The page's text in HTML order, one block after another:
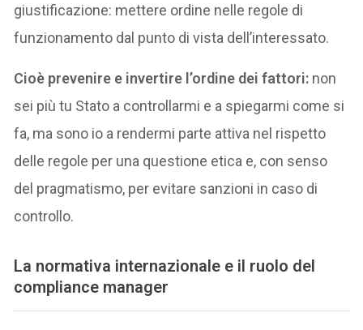
giustificazione: mettere ordine nelle regole di
funzionamento dal punto di vista dell’interessato.
Cioè prevenire e invertire l’ordine dei fattori: non
sei più tu Stato a controllarmi e a spiegarmi come si
fa, ma sono io a rendermi parte attiva nel rispetto
delle regole per una questione etica e, con senso
del pragmatismo, per evitare sanzioni in caso di
controllo.
La normativa internazionale e il ruolo del
compliance manager